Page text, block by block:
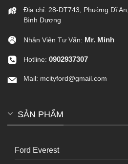
Địa chỉ: 28-DT743, Phường Dĩ
Bình Dương
Nhân Viên Tư Vấn: Mr. Minh
Hotline: 0902937307
Mail: mcityford@gmail.com
SẢN PHẨM
Ford Everest